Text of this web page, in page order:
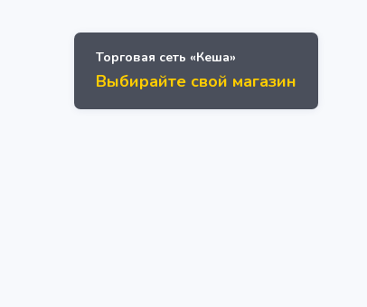
Торговая сеть «Кеша»
Выбирайте свой магазин